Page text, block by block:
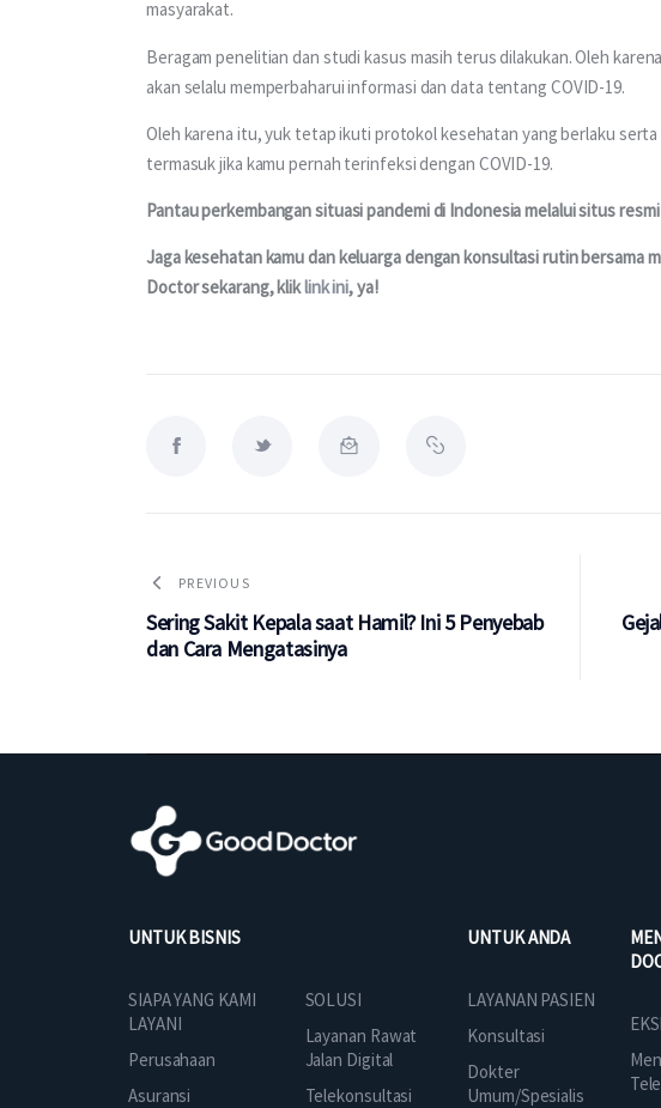
masyarakat.
Beragam penelitian dan studi kasus masih terus dilakukan. Oleh
akan selalu memperbaharui informasi dan data tentang COVID-19.
Oleh karena itu, yuk tetap ikuti protokol kesehatan yang berlaku
termasuk jika kamu pernah terinfeksi dengan COVID-19.
Pantau perkembangan situasi pandemi di Indonesia melalui situs
Jaga kesehatan kamu dan keluarga dengan konsultasi rutin bersama
Doctor sekarang, klik link ini, ya!
PREVIOUS
Sering Sakit Kepala saat Hamil? Ini 5 Penyebab
dan Cara Mengatasinya
UNTUK BISNIS
SIAPA YANG KAMI
LAYANI
Perusahaan
Asuransi
SOLUSI
Layanan Rawat
Jalan Digital
Telekonsultasi
UNTUK ANDA
LAYANAN PASIEN
Konsultasi
Dokter
Umum/Spesialis